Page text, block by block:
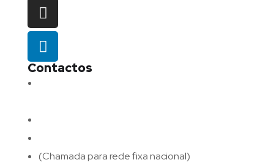
Contactos
(Chamada para rede fixa nacional)